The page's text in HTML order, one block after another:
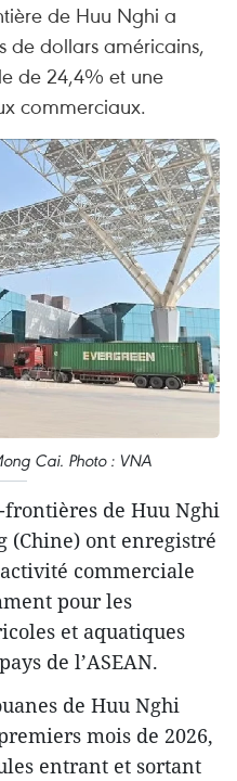
de Huu Nghi a
de dollars américains,
de 24,4% et une
commerciaux.
Cai. Photo : VNA
frontières de Huu Nghi
(Chine) ont enregistré
commerciale
pour les
et aquatiques
de l’ASEAN.
de Huu Nghi
mois de 2026,
entrant et sortant